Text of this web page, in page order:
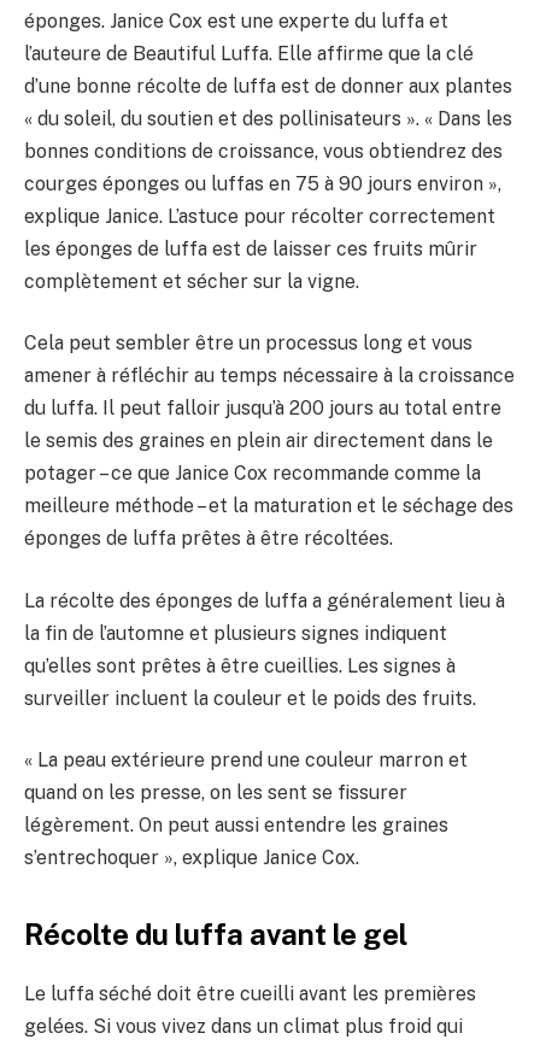
éponges. Janice Cox est une experte du luffa et
l’auteure de Beautiful Luffa. Elle affirme que la clé
d’une bonne récolte de luffa est de donner aux plantes
« du soleil, du soutien et des pollinisateurs ». « Dans les
bonnes conditions de croissance, vous obtiendrez des
courges éponges ou luffas en 75 à 90 jours environ »,
explique Janice. L’astuce pour récolter correctement
les éponges de luffa est de laisser ces fruits mûrir
complètement et sécher sur la vigne.
Cela peut sembler être un processus long et vous
amener à réfléchir au temps nécessaire à la croissance
du luffa. Il peut falloir jusqu’à 200 jours au total entre
le semis des graines en plein air directement dans le
potager – ce que Janice Cox recommande comme la
meilleure méthode – et la maturation et le séchage des
éponges de luffa prêtes à être récoltées.
La récolte des éponges de luffa a généralement lieu à
la fin de l’automne et plusieurs signes indiquent
qu’elles sont prêtes à être cueillies. Les signes à
surveiller incluent la couleur et le poids des fruits.
« La peau extérieure prend une couleur marron et
quand on les presse, on les sent se fissurer
légèrement. On peut aussi entendre les graines
s’entrechoquer », explique Janice Cox.
Récolte du luffa avant le gel
Le luffa séché doit être cueilli avant les premières
gelées. Si vous vivez dans un climat plus froid qui